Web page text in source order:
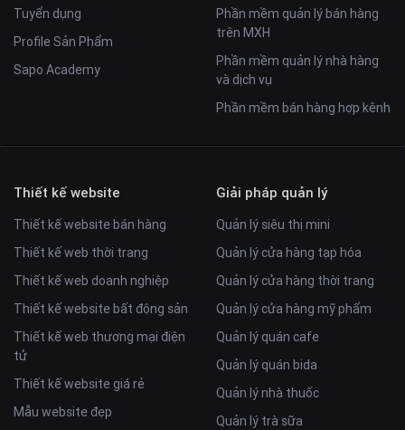
Tuyển dụng
Profile Sản Phẩm
Sapo Academy
Phần mềm quản lý bán hàng
trên MXH
Phần mềm quản lý nhà hàng
và dịch vụ
Phần mềm bán hàng hợp kênh
Thiết kế website
Thiết kế website bán hàng
Thiết kế web thời trang
Thiết kế web doanh nghiệp
Thiết kế website bất động sản
Thiết kế web thương mại điện
tử
Thiết kế website giá rẻ
Mẫu website đẹp
Giải pháp quản lý
Quản lý siêu thị mini
Quản lý cửa hàng tạp hóa
Quản lý cửa hàng thời trang
Quản lý cửa hàng mỹ phẩm
Quản lý quán cafe
Quản lý quán bida
Quản lý nhà thuốc
Quản lý trà sữa